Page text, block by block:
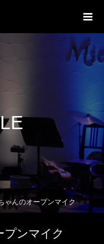
ゃんのオープンマイク
プンマイク